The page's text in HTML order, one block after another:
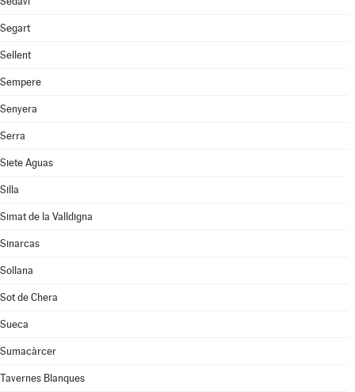
Segart
Sellent
Sempere
Senyera
Serra
Siete Aguas
Silla
Simat de la Valldigna
Sinarcas
Sollana
Sot de Chera
Sueca
Sumacàrcer
Tavernes Blanques